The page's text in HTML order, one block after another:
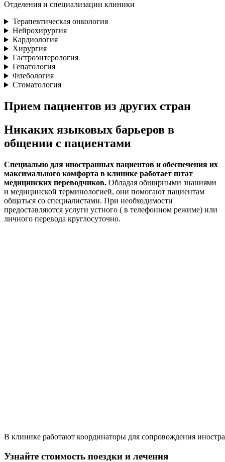
Отделения и специализации клиники
Терапевтическая онкология
Нейрохирургия
Кардиология
Хирургия
Гастроэнтерология
Гепатология
Флебология
Стоматология
Прием пациентов из других стран
Никаких языковых барьеров в
общении с пациентами
Специально для иностранных пациентов и обеспечения их
максимального комфорта в клинике работает штат
медицинских переводчиков. Обладая обширными знаниями
и медицинской терминологией, они помогают пациентам
общаться со специалистами. При необходимости
предоставляются услуги устного ( в телефонном режиме) или
личного перевода круглосуточно.
В клинике работают координаторы для сопровождения
Узнайте стоимость поездки и лечения